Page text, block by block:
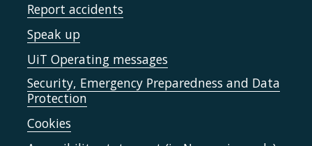
Report accidents
Speak up
UiT Operating messages
Security, Emergency Preparedness and Data
Protection
Cookies